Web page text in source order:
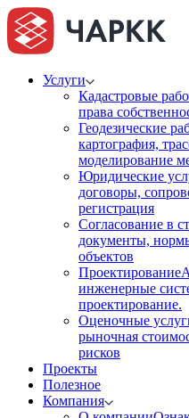
Услуги
Кадастровые
права
Геодезические
картография,
моделирование
Юридические
договоры,
регистрация
Согласование в
документы,
объектов
Проектирование
инженерные
проектирование.
Оценочные
рыночная
рисков
Проекты
Полезное
Компания